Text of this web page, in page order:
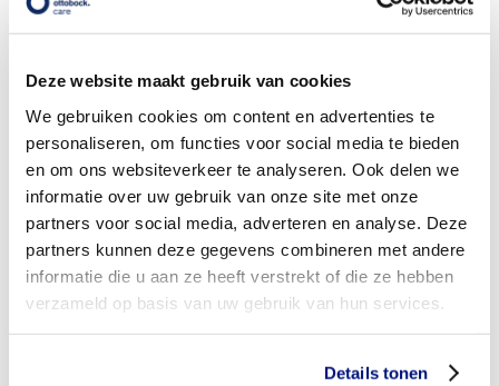
Deze website maakt gebruik van cookies
We gebruiken cookies om content en advertenties te
personaliseren, om functies voor social media te bieden
en om ons websiteverkeer te analyseren. Ook delen we
informatie over uw gebruik van onze site met onze
partners voor social media, adverteren en analyse. Deze
partners kunnen deze gegevens combineren met andere
informatie die u aan ze heeft verstrekt of die ze hebben
verzameld op basis van uw gebruik van hun services.
Details tonen
aanvullende verzekering?
Zijn er ook bovenarmprothesen in confectie- of standaard
uitvoeringen?
Is de bovenarmprothese mijn eigendom?
Wordt de bovenarmprothese geleverd onder de bruikleen
of lease regeling van uw zorgverzekering?
Wanneer mag mijn bovenarmprothese vervangen worden?
toestemming nodig van mijn zorgverzekeraar?